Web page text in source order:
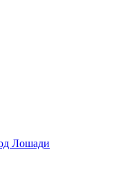
Лошади